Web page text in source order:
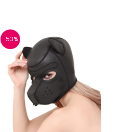
-53%